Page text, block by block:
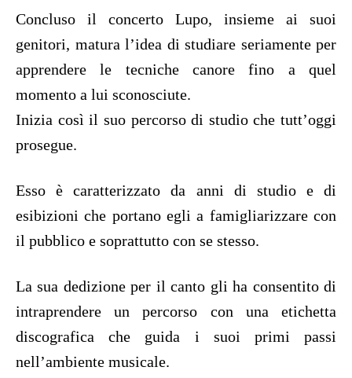
Concluso il concerto Lupo, insieme ai suoi
genitori, matura l’idea di studiare seriamente per
apprendere le tecniche canore fino a quel
momento a lui sconosciute.
Inizia così il suo percorso di studio che tutt’oggi
prosegue.
Esso è caratterizzato da anni di studio e di
esibizioni che portano egli a famigliarizzare con
il pubblico e soprattutto con se stesso.
La sua dedizione per il canto gli ha consentito di
intraprendere un percorso con una etichetta
discografica che guida i suoi primi passi
nell’ambiente musicale.